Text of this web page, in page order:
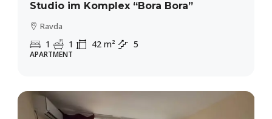
Studio im Komplex “Bora Bora”
Ravda
1 1 42 m² 5
APARTMENT